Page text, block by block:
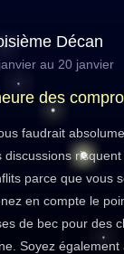
Décan
au 20 janvier
des
faudrait
discussions
parce que vous
en compte le
de bec pour des
Soyez